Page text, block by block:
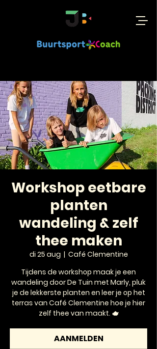
Workshop eetbare
planten
wandeling & zelf
thee maken
di 25 aug
  |
Café Clementine
Tijdens de workshop maak je een
wandeling door De Tuin met Marly, pluk
je de lekkerste planten en leer je op het
terras van Café Clementine hoe je hier
zelf thee van maakt. 🫖
AANMELDEN